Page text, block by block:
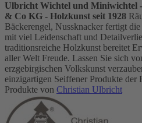
Ulbricht Wichtel und Miniwichtel
& Co KG - Holzkunst seit 1928
Bäckerengel, Nussknacker fertigt
mit viel Leidenschaft und
traditionsreiche Holzkunst bereitet
aller Welt Freude. Lassen Sie sich
erzgebirgischen Volkskunst
einzigartigen Seiffener Produkte
Produkte von Christian Ulbricht